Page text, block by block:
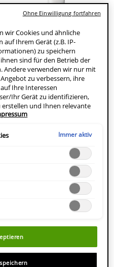
CeraVe Skin Renewing
Augencreme
0.0
von
5
wir Cookies und ähnliche
Ihrem Gerät (z.B. IP-
zu speichern
sind für den Betrieb der
Andere verwenden wir nur mit
zu verbessern, ihre
Ihre Interessen
Ihr Gerät zu identifizieren,
und Ihnen relevante
zu zeigen. Sie können
oder die
Sie Ihre Einstellungen
jederzeit aufrufen und
enthalten unsere
Immer aktiv
Ohne Einwilligung fortfahren